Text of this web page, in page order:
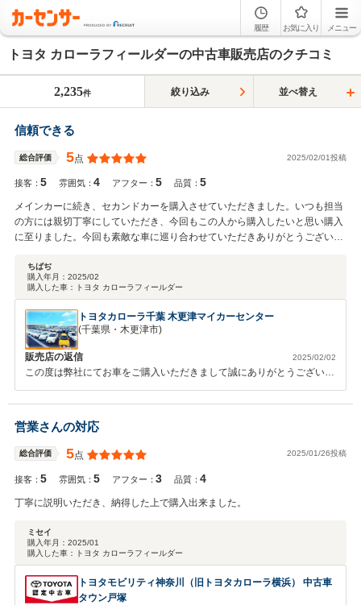
履歴 お気に入り メニュー
トヨタ カローラフィールダーの中古車販売店のクチコミ
2,235件 絞り込み 並べ替え
信頼できる
総合評価 5点 2025/02/01投稿
接客：5 雰囲気：4 アフター：5 品質：5
メインカーに続き、セカンドカーを購入させていただきました。いつも担当
の方には親切丁寧にしていただき、今回もこの人から購入したいと思い購入
に至りました。今回も素敵な車に巡り合わせていただきありがとうございま
当にありがとうございました！
ちばぢ
購入年月： 2025/02
購入した車：
トヨタ カローラフィールダー
トヨタカローラ千葉 木更津マイカーセンター
(千葉県・木更津市)
販売店の返信 2025/02/02
この度は弊社にてお車をご購入いただきまして誠にありがとうございま
おります。弊社では長く大切にお車に乗っていただきたいと思い、アフ
ターサービスに関しても誠意をもってご対応させていただいておりま
す。お車に関して何かございましたらご遠慮なくお申し付けください。
今後ともどうぞよろしくお願いいたします。
営業さんの対応
総合評価 5点 2025/01/26投稿
接客：5 雰囲気：5 アフター：3 品質：4
丁寧に説明いただき、納得した上で購入出来ました。
ミセイ
購入年月： 2025/01
購入した車：
トヨタ カローラフィールダー
トヨタモビリティ神奈川（旧トヨタカローラ横浜） 中古車
タウン戸塚